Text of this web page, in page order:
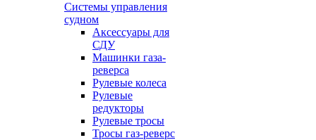
Системы управления
судном
Аксессуары для
СДУ
Машинки газа-
реверса
Рулевые колеса
Рулевые
редукторы
Рулевые тросы
Тросы газ-реверс